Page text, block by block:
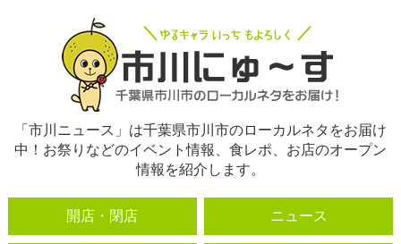
「市川ニュース」は千葉県市川市のローカルネタをお届け
中！お祭りなどのイベント情報、食レポ、お店のオープン
情報を紹介します。
開店・閉店 ニュース